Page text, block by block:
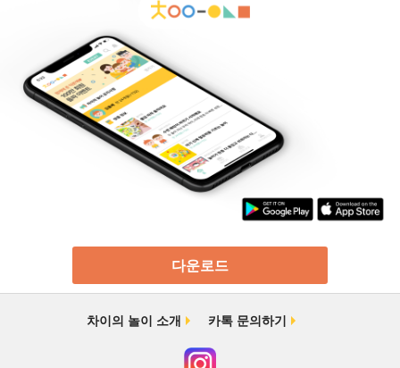
다운로드
차이의 놀이 소개 카톡 문의하기